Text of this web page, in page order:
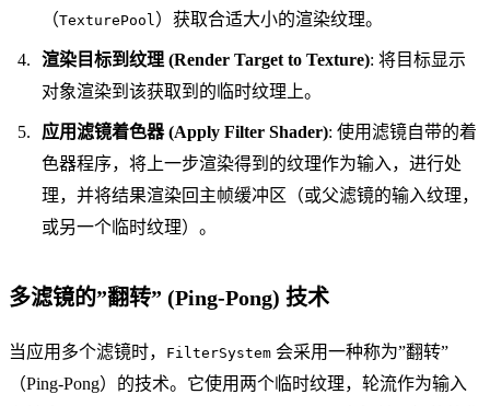
（TexturePool）获取合适大小的渲染纹理。
渲染目标到纹理 (Render Target to Texture): 将目标显示
对象渲染到该获取到的临时纹理上。
应用滤镜着色器 (Apply Filter Shader): 使用滤镜自带的着
色器程序，将上一步渲染得到的纹理作为输入，进行处
理，并将结果渲染回主帧缓冲区（或父滤镜的输入纹理，
或另一个临时纹理）。
多滤镜的”翻转” (Ping-Pong) 技术
当应用多个滤镜时， FilterSystem 会采用一种称为”翻转”
（Ping-Pong）的技术。它使用两个临时纹理，轮流作为输入